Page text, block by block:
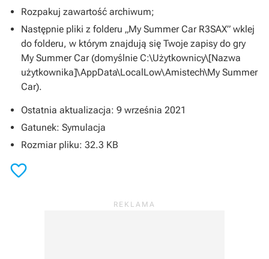
Rozpakuj zawartość archiwum;
Następnie pliki z folderu „My Summer Car R3SAX” wklej
do folderu, w którym znajdują się Twoje zapisy do gry
My Summer Car (domyślnie C:\Użytkownicy\[Nazwa
użytkownika]\AppData\LocalLow\Amistech\My Summer
Car).
Ostatnia aktualizacja: 9 września 2021
Gatunek: Symulacja
Rozmiar pliku: 32.3 KB
